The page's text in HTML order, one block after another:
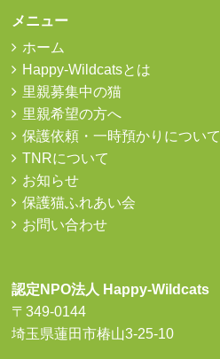
メニュー
ホーム
Happy-Wildcatsとは
里親募集中の猫
里親希望の方へ
保護依頼・一時預かりについて
TNRについて
お知らせ
保護猫ふれあい会
お問い合わせ
認定NPO法人 Happy-Wildcats
〒349-0144
埼玉県蓮田市椿山3-25-10